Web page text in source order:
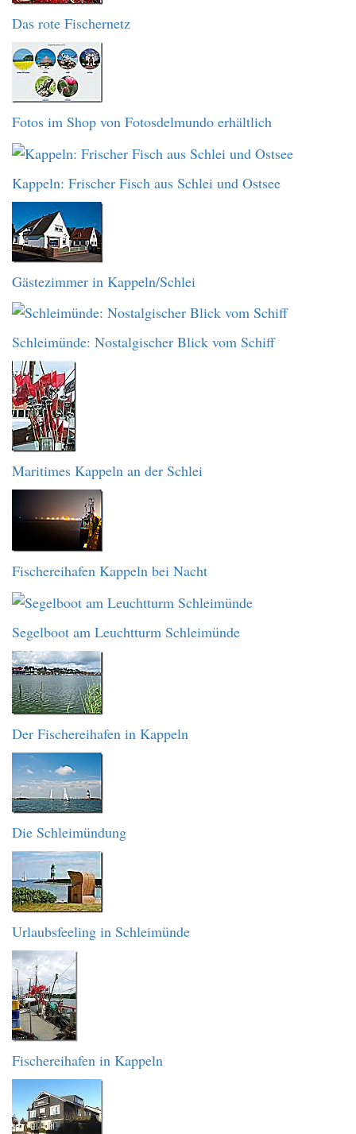
Das rote Fischernetz
Fotos im Shop von Fotosdelmundo erhältlich
Kappeln: Frischer Fisch aus Schlei und Ostsee
Gästezimmer in Kappeln/Schlei
Schleimünde: Nostalgischer Blick vom Schiff
Maritimes Kappeln an der Schlei
Fischereihafen Kappeln bei Nacht
Segelboot am Leuchtturm Schleimünde
Der Fischereihafen in Kappeln
Die Schleimündung
Urlaubsfeeling in Schleimünde
Fischereihafen in Kappeln